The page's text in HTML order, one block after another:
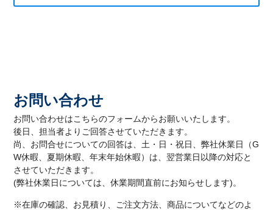
お問い合わせ
お問い合わせはこちらのフォームからお願いいたします。
後日、担当者よりご回答させていただきます。
尚、お問合せについての回答は、土・日・祝日、弊社休業日（G
W休暇、夏期休暇、年末年始休暇）は、翌営業日以降の対応と
させていただきます。
(弊社休業日については、休業期間直前にお知らせします)。
※在庫の確認、お見積り、ご注文方法、商品についてなどのよ